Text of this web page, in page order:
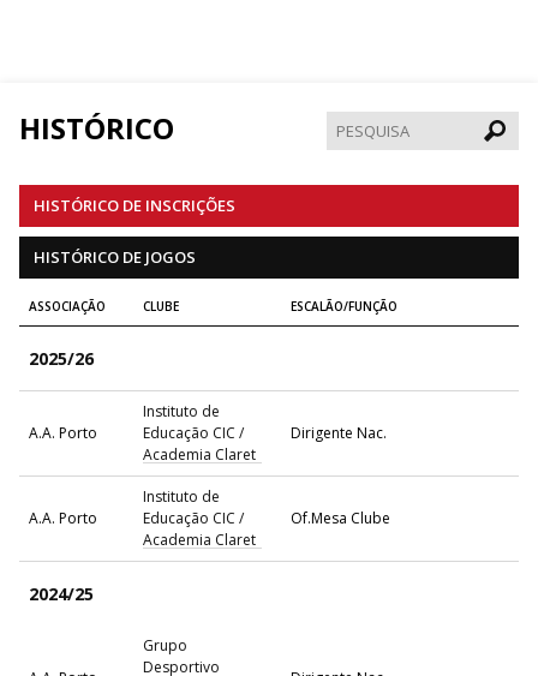
HISTÓRICO
HISTÓRICO DE INSCRIÇÕES
HISTÓRICO DE JOGOS
ASSOCIAÇÃO CLUBE ESCALÃO/FUNÇÃO
2025/26
A.A. Porto
Instituto de
Educação CIC /
Academia Claret
Dirigente Nac.
A.A. Porto
Instituto de
Educação CIC /
Academia Claret
Of.Mesa Clube
2024/25
Grupo
Desportivo